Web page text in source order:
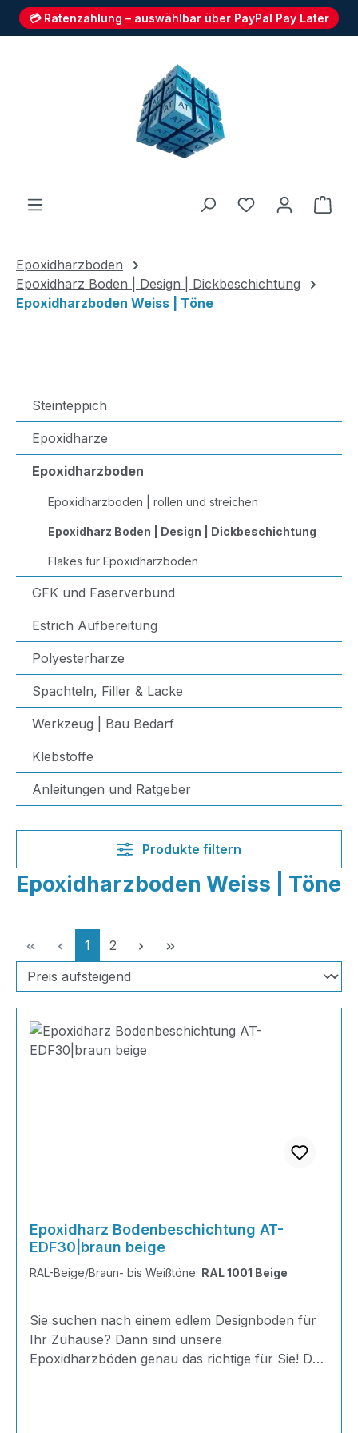
💳 Ratenzahlung – auswählbar über PayPal Pay Later
Du hast 0
Epoxidharzboden
Epoxidharz Boden | Design | Dickbeschichtung
Epoxidharzboden Weiss | Töne
Steinteppich
Epoxidharze
Epoxidharzboden
Epoxidharzboden | rollen und streichen
Epoxidharz Boden | Design | Dickbeschichtung
Flakes für Epoxidharzboden
GFK und Faserverbund
Estrich Aufbereitung
Polyesterharze
Spachteln, Filler & Lacke
Werkzeug | Bau Bedarf
Klebstoffe
Anleitungen und Ratgeber
Produkte filtern
Epoxidharzboden Weiss | Töne
Seite
1 Seite
2
Epoxidharz Bodenbeschichtung AT-
EDF30|braun beige
RAL-Beige/Braun- bis Weißtöne: RAL 1001 Beige
Sie suchen nach einem edlem Designboden für
Ihr Zuhause? Dann sind unsere
Epoxidharzböden genau das richtige für Sie! Der